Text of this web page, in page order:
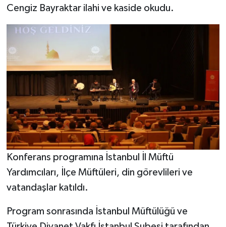
Cengiz Bayraktar ilahi ve kaside okudu.
Konferans programına İstanbul İl Müftü
Yardımcıları, İlçe Müftüleri, din görevlileri ve
vatandaşlar katıldı.
Program sonrasında İstanbul Müftülüğü ve
Çanakkale Müftülüğü
Çankırı Müftülüğü
Çorum Müftülüğü
Denizli Müftülüğü
Diyarbakır Müftülüğü
Düzce Müftülüğü
Podcast
Bilim, Teknoloji
Biyografiler
Diyanet TV
İhtida Haberleri
YAŞAM